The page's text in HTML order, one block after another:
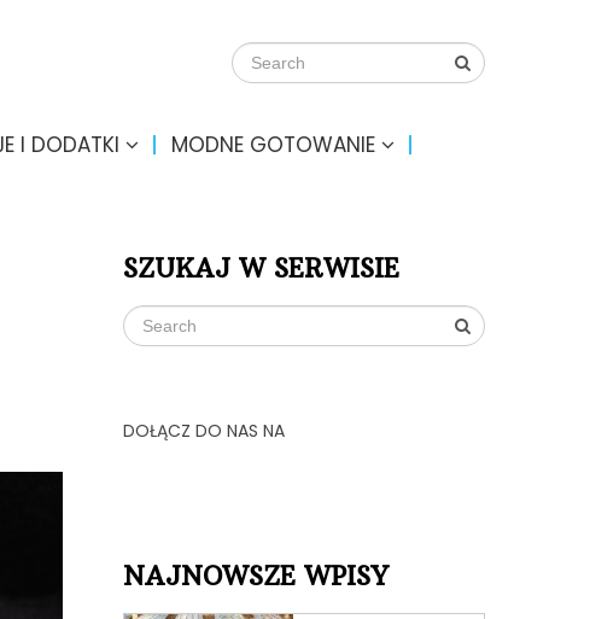
I DODATKI
MODNE GOTOWANIE
SZUKAJ W SERWISIE
DOŁĄCZ DO NAS NA
NAJNOWSZE WPISY